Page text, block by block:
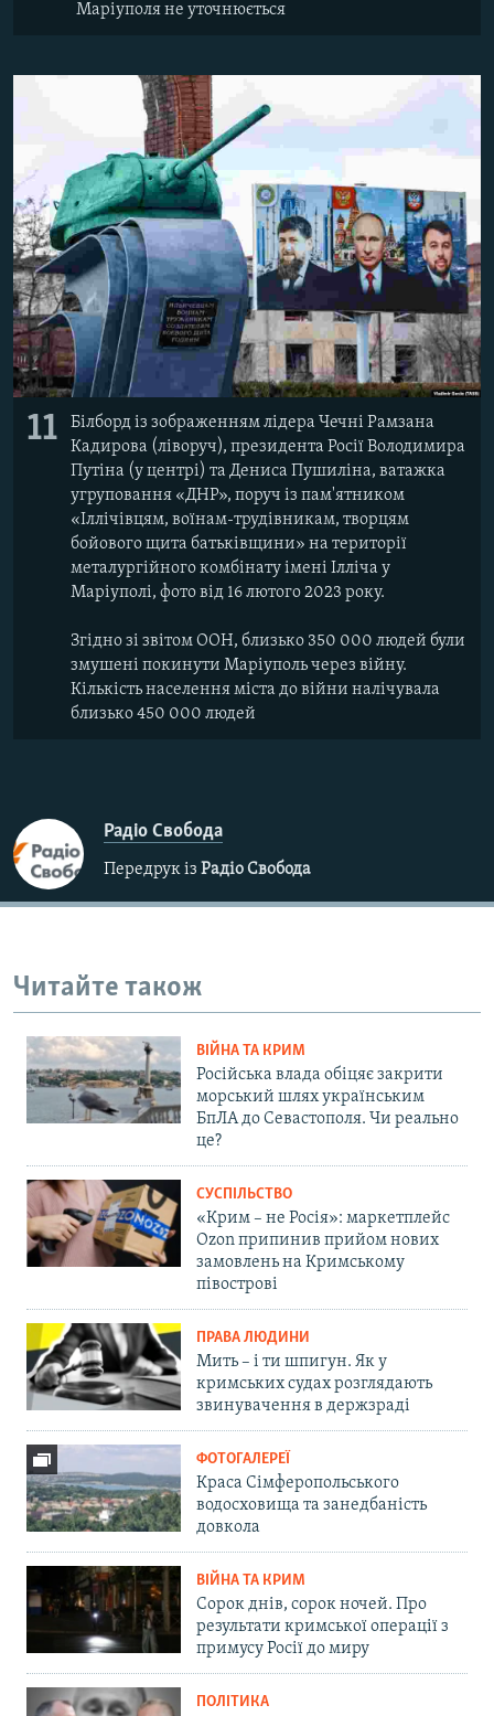
Маріуполя не уточнюється
11
Білборд із зображенням лідера Чечні Рамзана
Кадирова (ліворуч), президента Росії Володимира
Путіна (у центрі) та Дениса Пушиліна, ватажка
угруповання «ДНР», поруч із пам'ятником
«Іллічівцям, воїнам-трудівникам, творцям
бойового щита батьківщини» на території
металургійного комбінату імені Ілліча у
Маріуполі, фото від 16 лютого 2023 року.
Згідно зі звітом ООН, близько 350 000 людей були
змушені покинути Маріуполь через війну.
Кількість населення міста до війни налічувала
близько 450 000 людей
Радіо Свобода
Передрук із Радіо Свобода
Читайте також
ВІЙНА ТА КРИМ
Російська влада обіцяє закрити
морський шлях українським
БпЛА до Севастополя. Чи реально
це?
СУСПІЛЬСТВО
«Крим – не Росія»: маркетплейс
Ozon припинив прийом нових
замовлень на Кримському
півострові
ПРАВА ЛЮДИНИ
Мить – і ти шпигун. Як у
кримських судах розглядають
звинувачення в держзраді
ФОТОГАЛЕРЕЇ
Краса Сімферопольського
водосховища та занедбаність
довкола
ВІЙНА ТА КРИМ
Сорок днів, сорок ночей. Про
результати кримської операції з
примусу Росії до миру
ПОЛІТИКА